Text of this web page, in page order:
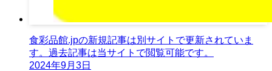
食彩品館.jpの新規記事は別サイトで更新されていま
す。過去記事は当サイトで閲覧可能です。
2024年9月3日